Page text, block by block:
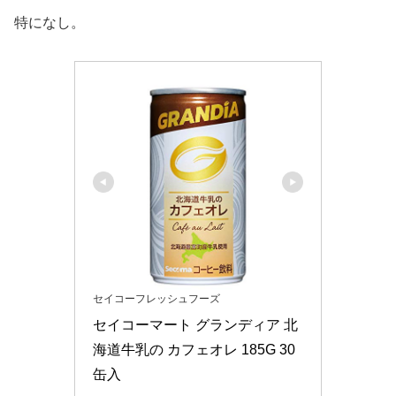
特になし。
セイコーフレッシュフーズ
セイコーマート グランディア 北
海道牛乳の カフェオレ 185G 30
缶入